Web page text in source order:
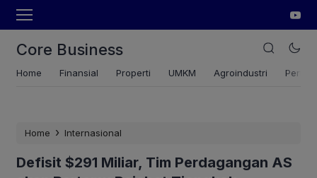
Core Business
Home Finansial Properti UMKM Agroindustri
Home › Internasional
Defisit $291 Miliar, Tim Perdagangan AS